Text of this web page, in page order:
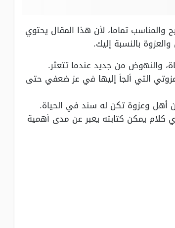
والمناسب تماما، لأن هذا المقال يحتوي
بالنسبة إليك.
والنهوض من جديد عندما تتعثر.
التي ألجأ إليها في عز ضعفي حتى
أهل وعزوة تكن له سند في الحياة.
كلام يمكن كتابته يعبر عن مدى أهمية